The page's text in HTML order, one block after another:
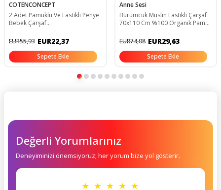
COTENCONCEPT
2 Adet Pamuklu Ve Lastikli Penye
Bebek Çarşaf
EUR55,93 EUR22,37
Sepete Ekle
Anne Sesi
Bürümcük Müslin Lastikli Çarşaf
70x110 Cm %100 Organik Pamuk
EUR74,08 EUR29,63
Sepete Ekle
Değerli Yorumlarınız
Deneyiminizi önemsiyoruz; her yorum bize yol gösterir.
★ ★ ★ ★ ★